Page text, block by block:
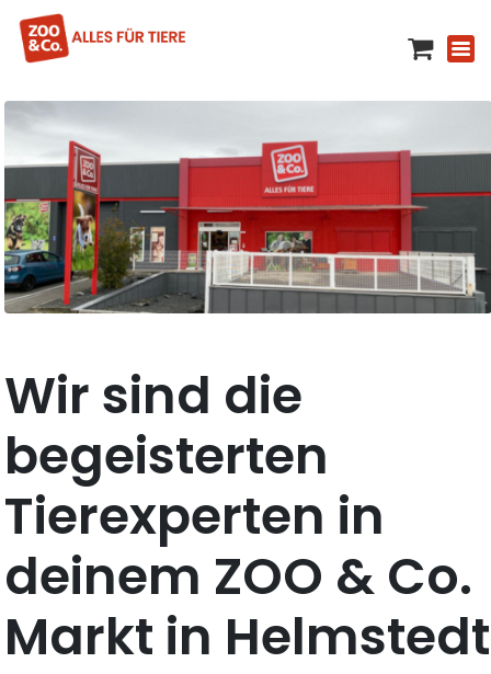
Wir sind die
begeisterten
Tierexperten in
deinem ZOO & Co.
Markt in Helmstedt